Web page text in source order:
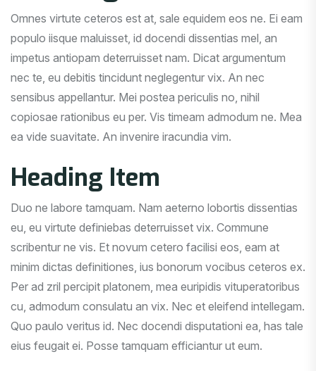
Omnes virtute ceteros est at, sale equidem eos ne. Ei eam
populo iisque maluisset, id docendi dissentias mel, an
impetus antiopam deterruisset nam. Dicat argumentum
nec te, eu debitis tincidunt neglegentur vix. An nec
sensibus appellantur. Mei postea periculis no, nihil
copiosae rationibus eu per. Vis timeam admodum ne. Mea
ea vide suavitate. An invenire iracundia vim.
Heading Item
Duo ne labore tamquam. Nam aeterno lobortis dissentias
eu, eu virtute definiebas deterruisset vix. Commune
scribentur ne vis. Et novum cetero facilisi eos, eam at
minim dictas definitiones, ius bonorum vocibus ceteros ex.
Per ad zril percipit platonem, mea euripidis vituperatoribus
cu, admodum consulatu an vix. Nec et eleifend intellegam.
Quo paulo veritus id. Nec docendi disputationi ea, has tale
eius feugait ei. Posse tamquam efficiantur ut eum.